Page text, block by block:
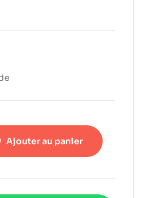
Ajouter au panier